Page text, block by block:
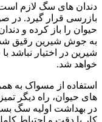
دندان های سگ لازم
بازرسی قرار گیرد. در
حیوان را باز کرده و
به جوش شیرین رقیق
شیرین در اختیار نباشد
خواهد شد.
استفاده از مسواک به
های حیوان، راه دیگر
در بهداشت اولیه سگ
کار با دقت و احتیاط